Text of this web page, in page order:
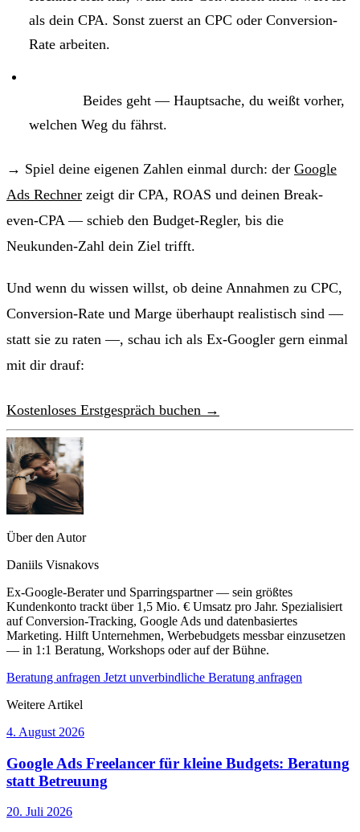
als dein CPA. Sonst zuerst an CPC oder Conversion-
Rate arbeiten.
Beides geht — Hauptsache, du weißt vorher,
welchen Weg du fährst.
→ Spiel deine eigenen Zahlen einmal durch: der Google
Ads Rechner zeigt dir CPA, ROAS und deinen Break-
even-CPA — schieb den Budget-Regler, bis die
Neukunden-Zahl dein Ziel trifft.
Und wenn du wissen willst, ob deine Annahmen zu CPC,
Conversion-Rate und Marge überhaupt realistisch sind —
statt sie zu raten —, schau ich als Ex-Googler gern einmal
mit dir drauf:
Kostenloses Erstgespräch buchen →
Über den Autor
Daniils Visnakovs
Ex-Google-Berater und Sparringspartner — sein größtes
Kundenkonto trackt über 1,5 Mio. € Umsatz pro Jahr. Spezialisiert
auf Conversion-Tracking, Google Ads und datenbasiertes
Marketing. Hilft Unternehmen, Werbebudgets messbar einzusetzen
— in 1:1 Beratung, Workshops oder auf der Bühne.
Beratung anfragen Jetzt unverbindliche Beratung anfragen
Weitere Artikel
4. August 2026
Google Ads Freelancer für kleine Budgets: Beratung
statt Betreuung
20. Juli 2026